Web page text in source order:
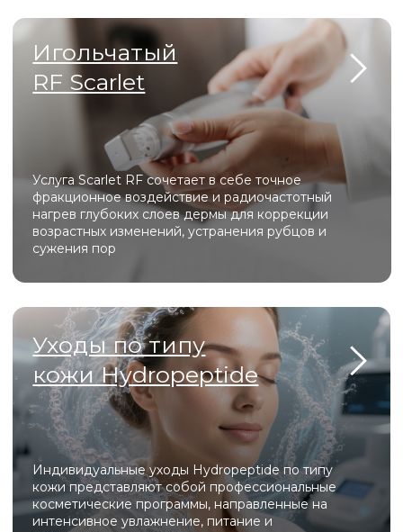
Комфортные, хорошо оборудованные
кабинеты
Официальные лицензии и
сертификаты для
оборудования
Самые безопасные инъекционные
Эффективные лазерные технологии
для коррекции шрамов, рубцов,
возрастных изменений
Доступные цены
Регулярные скидки и акции для
новых пациентов
с 10-летним опытом